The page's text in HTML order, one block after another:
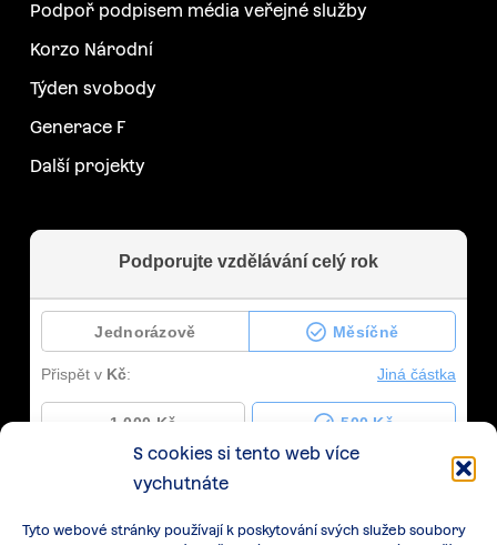
S cookies si tento web více
vychutnáte
Tyto webové stránky používají k poskytování svých služeb soubory
Podpoř podpisem média veřejné služby
Korzo Národní
Týden svobody
Generace F
Další projekty